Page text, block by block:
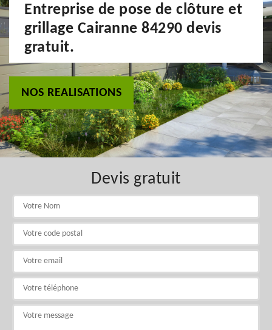
Entreprise de pose de clôture et
grillage Cairanne 84290 devis
gratuit.
NOS REALISATIONS
Devis gratuit